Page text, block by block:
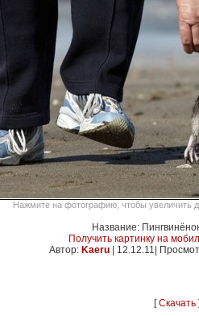
Нажмите на фотографию, чтобы увеличить
Название:
Получить картинку на
Автор: Kaeru| 12.12.11|
[Скачать